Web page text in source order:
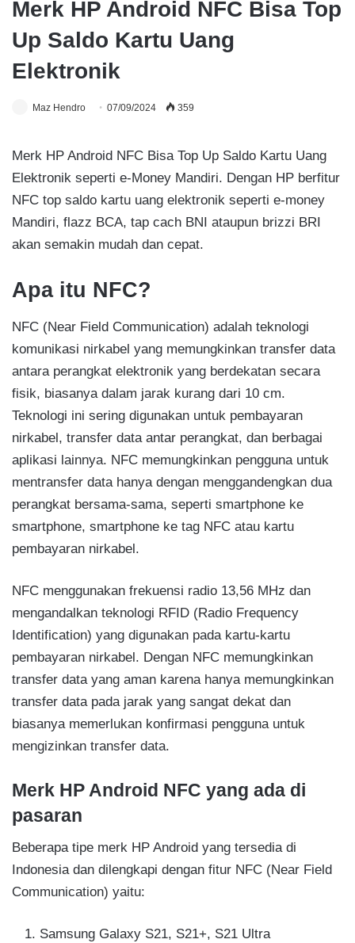
Merk HP Android NFC Bisa Top
Up Saldo Kartu Uang
Elektronik
Maz Hendro 07/09/2024 359
Merk HP Android NFC Bisa Top Up Saldo Kartu Uang
Elektronik seperti e-Money Mandiri. Dengan HP berfitur
NFC top saldo kartu uang elektronik seperti e-money
Mandiri, flazz BCA, tap cach BNI ataupun brizzi BRI
akan semakin mudah dan cepat.
Apa itu NFC?
NFC (Near Field Communication) adalah teknologi
komunikasi nirkabel yang memungkinkan transfer data
antara perangkat elektronik yang berdekatan secara
fisik, biasanya dalam jarak kurang dari 10 cm.
Teknologi ini sering digunakan untuk pembayaran
nirkabel, transfer data antar perangkat, dan berbagai
aplikasi lainnya. NFC memungkinkan pengguna untuk
mentransfer data hanya dengan menggandengkan dua
perangkat bersama-sama, seperti smartphone ke
smartphone, smartphone ke tag NFC atau kartu
pembayaran nirkabel.
NFC menggunakan frekuensi radio 13,56 MHz dan
mengandalkan teknologi RFID (Radio Frequency
Identification) yang digunakan pada kartu-kartu
pembayaran nirkabel. Dengan NFC memungkinkan
transfer data yang aman karena hanya memungkinkan
transfer data pada jarak yang sangat dekat dan
biasanya memerlukan konfirmasi pengguna untuk
mengizinkan transfer data.
Merk HP Android NFC yang ada di
pasaran
Beberapa tipe merk HP Android yang tersedia di
Indonesia dan dilengkapi dengan fitur NFC (Near Field
Communication) yaitu:
Samsung Galaxy S21, S21+, S21 Ultra